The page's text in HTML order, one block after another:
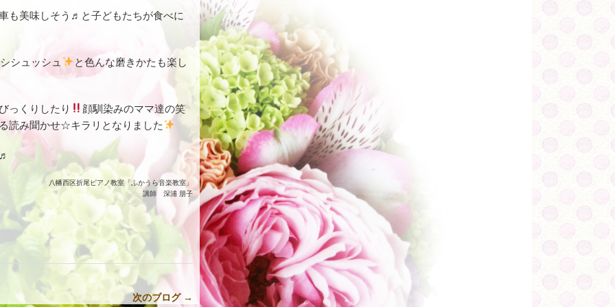
も美味しそう♬と子どもたちが食べに
シュッシュ と色んな磨きかたも楽し
っくりしたり
顔馴染みのママ達の笑
読み聞かせ☆キラリとなりました
八幡西区折尾ピアノ教室「ふかうら音楽教室」
講師 深浦 朋子
次のブログ →